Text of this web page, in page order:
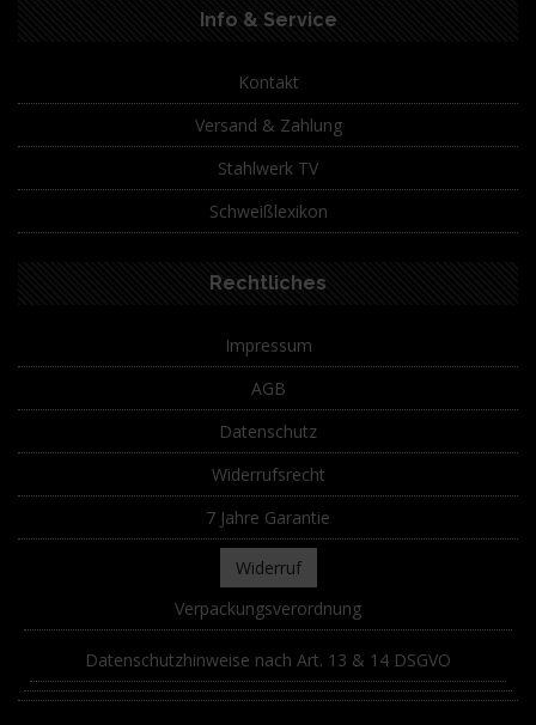
Info & Service
Kontakt
Versand & Zahlung
Stahlwerk TV
Schweißlexikon
Rechtliches
Impressum
AGB
Datenschutz
Widerrufsrecht
7 Jahre Garantie
Widerruf
Verpackungsverordnung
Datenschutzhinweise nach Art. 13 & 14 DSGVO